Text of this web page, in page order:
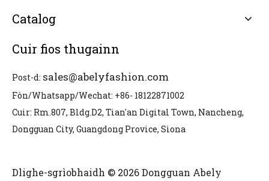
Catalog
Cuir fios thugainn
Post-d: sales@abelyfashion.com
Fòn/Whatsapp/Wechat: +86- 18122871002
Cuir: Rm.807, Bldg.D2, Tian'an Digital Town, Nancheng,
Dongguan City, Guangdong Provice, Sìona
Dlighe-sgrìobhaidh © 2026 Dongguan Abely